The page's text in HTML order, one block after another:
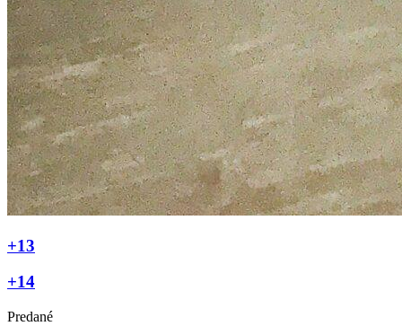
+13
+14
Predané